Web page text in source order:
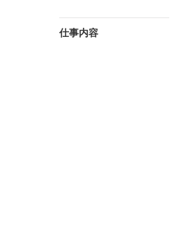
仕事内容